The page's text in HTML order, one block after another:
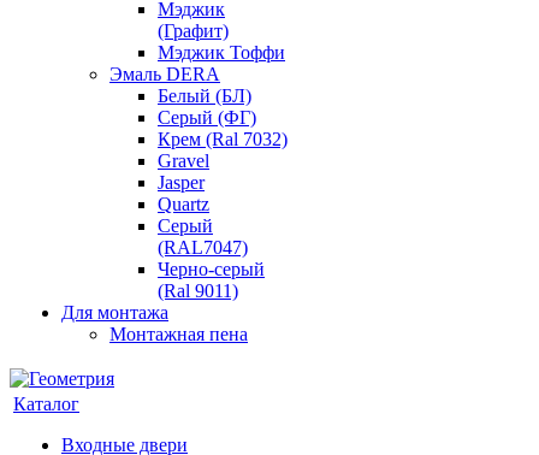
Мэджик
(Графит)
Мэджик Тоффи
Эмаль DERA
Белый (БЛ)
Серый (ФГ)
Крем (Ral 7032)
Gravel
Jasper
Quartz
Серый
(RAL7047)
Черно-серый
(Ral 9011)
Для монтажа
Монтажная пена
Каталог
Входные двери